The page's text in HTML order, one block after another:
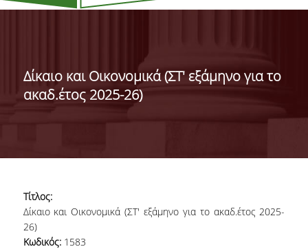
ΤΟ TΜΗΜΑ
ΔΙΟΙΚΗΣΗ ΤΟΥ ΤΜΗΜΑΤΟΣ
ΓΙΑ ΜΑΘΗΤΕΣ Γ' ΛΥΚΕΙΟΥ
ΕΠΙΤΙΜΟΙ ΔΙΔΑΚΤΟΡΕΣ
Δίκαιο και Οικονομικά (ΣΤ' εξάμηνο για το
ακαδ.έτος 2025-26)
Τίτλος:
Δίκαιο και Οικονομικά (ΣΤ' εξάμηνο για το ακαδ.έτος 2025-
26)
Κωδικός: 1583